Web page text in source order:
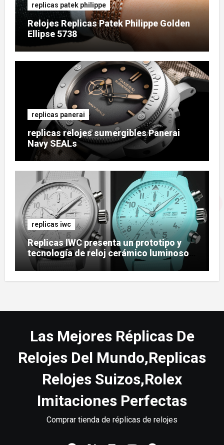
replicas patek philippe
Relojes Replicas Patek Philippe Golden
Ellipse 5738
replicas panerai
replicas relojes sumergibles Panerai
Navy SEALs
replicas iwc
Replicas IWC presenta un prototipo y
tecnología de reloj cerámico luminoso
Ceralume
Las Mejores Réplicas De
Relojes Del Mundo,Replicas
Relojes Suizos,Rolex
Imitaciones Perfectas
Comprar tienda de réplicas de relojes